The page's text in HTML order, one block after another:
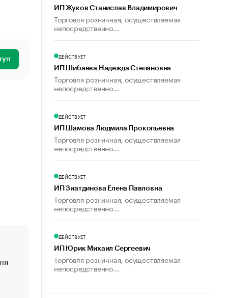
«От спорта тело стареет иначе». Как живет глава
создавшей GTA
ИП Жуков Станислав Владимирович
Торговля розничная, осуществляемая
непосредственно...
ДЕЙСТВУЕТ
ИП Шибаева Надежда Степановна
Торговля розничная, осуществляемая
непосредственно...
ДЕЙСТВУЕТ
ИП Шамова Людмила Прокопьевна
Торговля розничная, осуществляемая
непосредственно...
ДЕЙСТВУЕТ
ИП Зиатдинова Елена Павловна
Торговля розничная, осуществляемая
непосредственно...
ДЕЙСТВУЕТ
ИП Юрик Михаил Сергеевич
Торговля розничная, осуществляемая
непосредственно...